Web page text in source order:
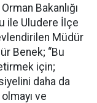
Bakanlığı
ile Uludere İlçe
Müdür
Benek; “Bu
için;
daha da
ve